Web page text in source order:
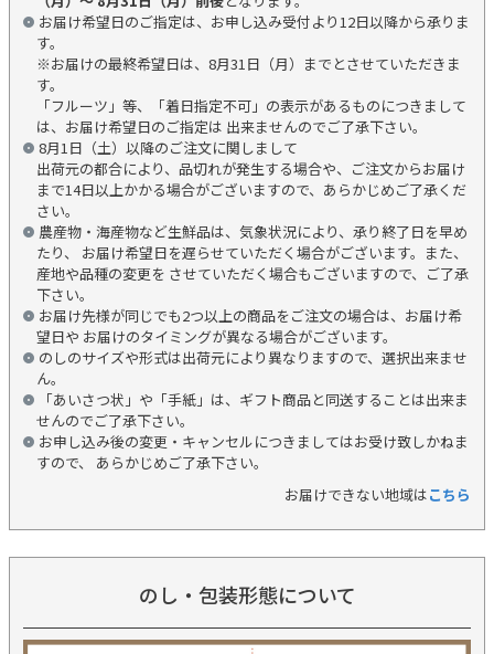
お届け希望日のご指定は、お申し込み受付より12日以降から承りま
す。
※お届けの最終希望日は、8月31日（月）までとさせていただきま
す。
「フルーツ」等、「着日指定不可」の表示があるものにつきまして
は、お届け希望日のご指定は 出来ませんのでご了承下さい。
8月1日（土）以降のご注文に関しまして
出荷元の都合により、品切れが発生する場合や、ご注文からお届け
まで14日以上かかる場合がございますので、あらかじめご了承くだ
さい。
農産物・海産物など生鮮品は、気象状況により、承り終了日を早め
たり、 お届け希望日を遅らせていただく場合がございます。また、
産地や品種の変更を させていただく場合もございますので、ご了承
下さい。
お届け先様が同じでも2つ以上の商品をご注文の場合は、お届け希
望日や お届けのタイミングが異なる場合がございます。
のしのサイズや形式は出荷元により異なりますので、選択出来ませ
ん。
「あいさつ状」や「手紙」は、ギフト商品と同送することは出来ま
せんのでご了承下さい。
お申し込み後の変更・キャンセルにつきましてはお受け致しかねま
すので、 あらかじめご了承下さい。
お届けできない地域はこちら
のし・包装形態について